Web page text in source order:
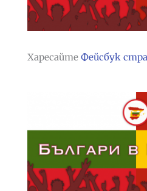
Харесайте Фейсбук